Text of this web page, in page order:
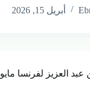
أبريل 15, 2026
العزيز لفرنسا مايو 78م